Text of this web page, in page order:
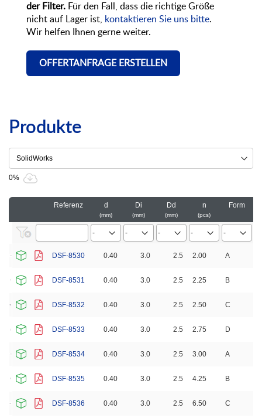
der Filter. Für den Fall, dass die richtige Größe
nicht auf Lager ist, kontaktieren Sie uns bitte.
Wir helfen Ihnen gerne weiter.
OFFERTANFRAGE ERSTELLEN
Produkte
0%
Referenz d
mm
Di
mm
Dd
mm
n
pcs
Form
DSF-8530 0.40 3.0 2.5 2.00 A
DSF-8531 0.40 3.0 2.5 2.25 B
DSF-8532 0.40 3.0 2.5 2.50 C
DSF-8533 0.40 3.0 2.5 2.75 D
DSF-8534 0.40 3.0 2.5 3.00 A
DSF-8535 0.40 3.0 2.5 4.25 B
DSF-8536 0.40 3.0 2.5 6.50 C